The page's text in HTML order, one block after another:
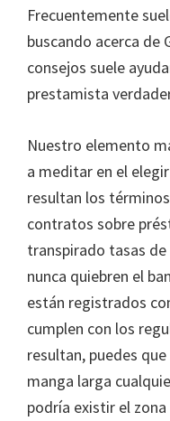
Frecuentemente
buscando acerca de
consejos suele
prestamista
Nuestro elemento
a meditar en el
resultan los
contratos sobre
transpirado tasas
nunca quiebren el
están registrados
cumplen con los
resultan, puedes
manga larga
podría existir el